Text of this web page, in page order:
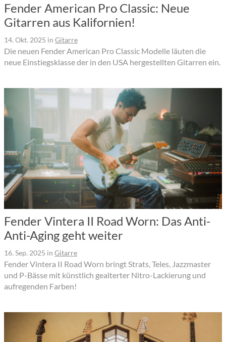
Fender American Pro Classic: Neue
Gitarren aus Kalifornien!
14. Okt. 2025 in Gitarre
Die neuen Fender American Pro Classic Modelle läuten die
neue Einstiegsklasse der in den USA hergestellten Gitarren ein.
Fender Vintera II Road Worn: Das Anti-
Anti-Aging geht weiter
16. Sep. 2025 in Gitarre
Fender Vintera II Road Worn bringt Strats, Teles, Jazzmaster
und P-Bässe mit künstlich gealterter Nitro-Lackierung und
aufregenden Farben!